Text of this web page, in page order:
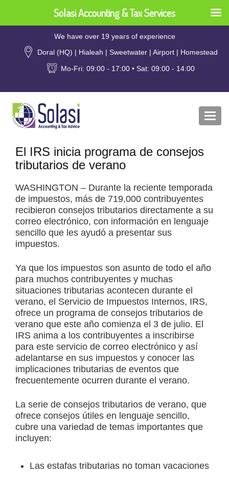
We have over 19 years of experience
Doral (HQ) | Hialeah | Sweetwater | Airport | Homestead
Mo-Fri: 09:00 - 17:00 • Sat: 09:00 - 14:00
El IRS inicia programa de consejos
tributarios de verano
WASHINGTON – Durante la reciente temporada
de impuestos, más de 719,000 contribuyentes
recibieron consejos tributarios directamente a su
correo electrónico, con información en lenguaje
sencillo que les ayudó a presentar sus
impuestos.
Ya que los impuestos son asunto de todo el año
para muchos contribuyentes y muchas
situaciones tributarias acontecen durante el
verano, el Servicio de Impuestos Internos, IRS,
ofrece un programa de consejos tributarios de
verano que este año comienza el 3 de julio. El
IRS anima a los contribuyentes a inscribirse
para este servicio de correo electrónico y así
adelantarse en sus impuestos y conocer las
implicaciones tributarias de eventos que
frecuentemente ocurren durante el verano.
La serie de consejos tributarios de verano, que
ofrece consejos útiles en lenguaje sencillo,
cubre una variedad de temas importantes que
incluyen:
Las estafas tributarias no toman vacaciones
Solasi Accounting & Tax Services